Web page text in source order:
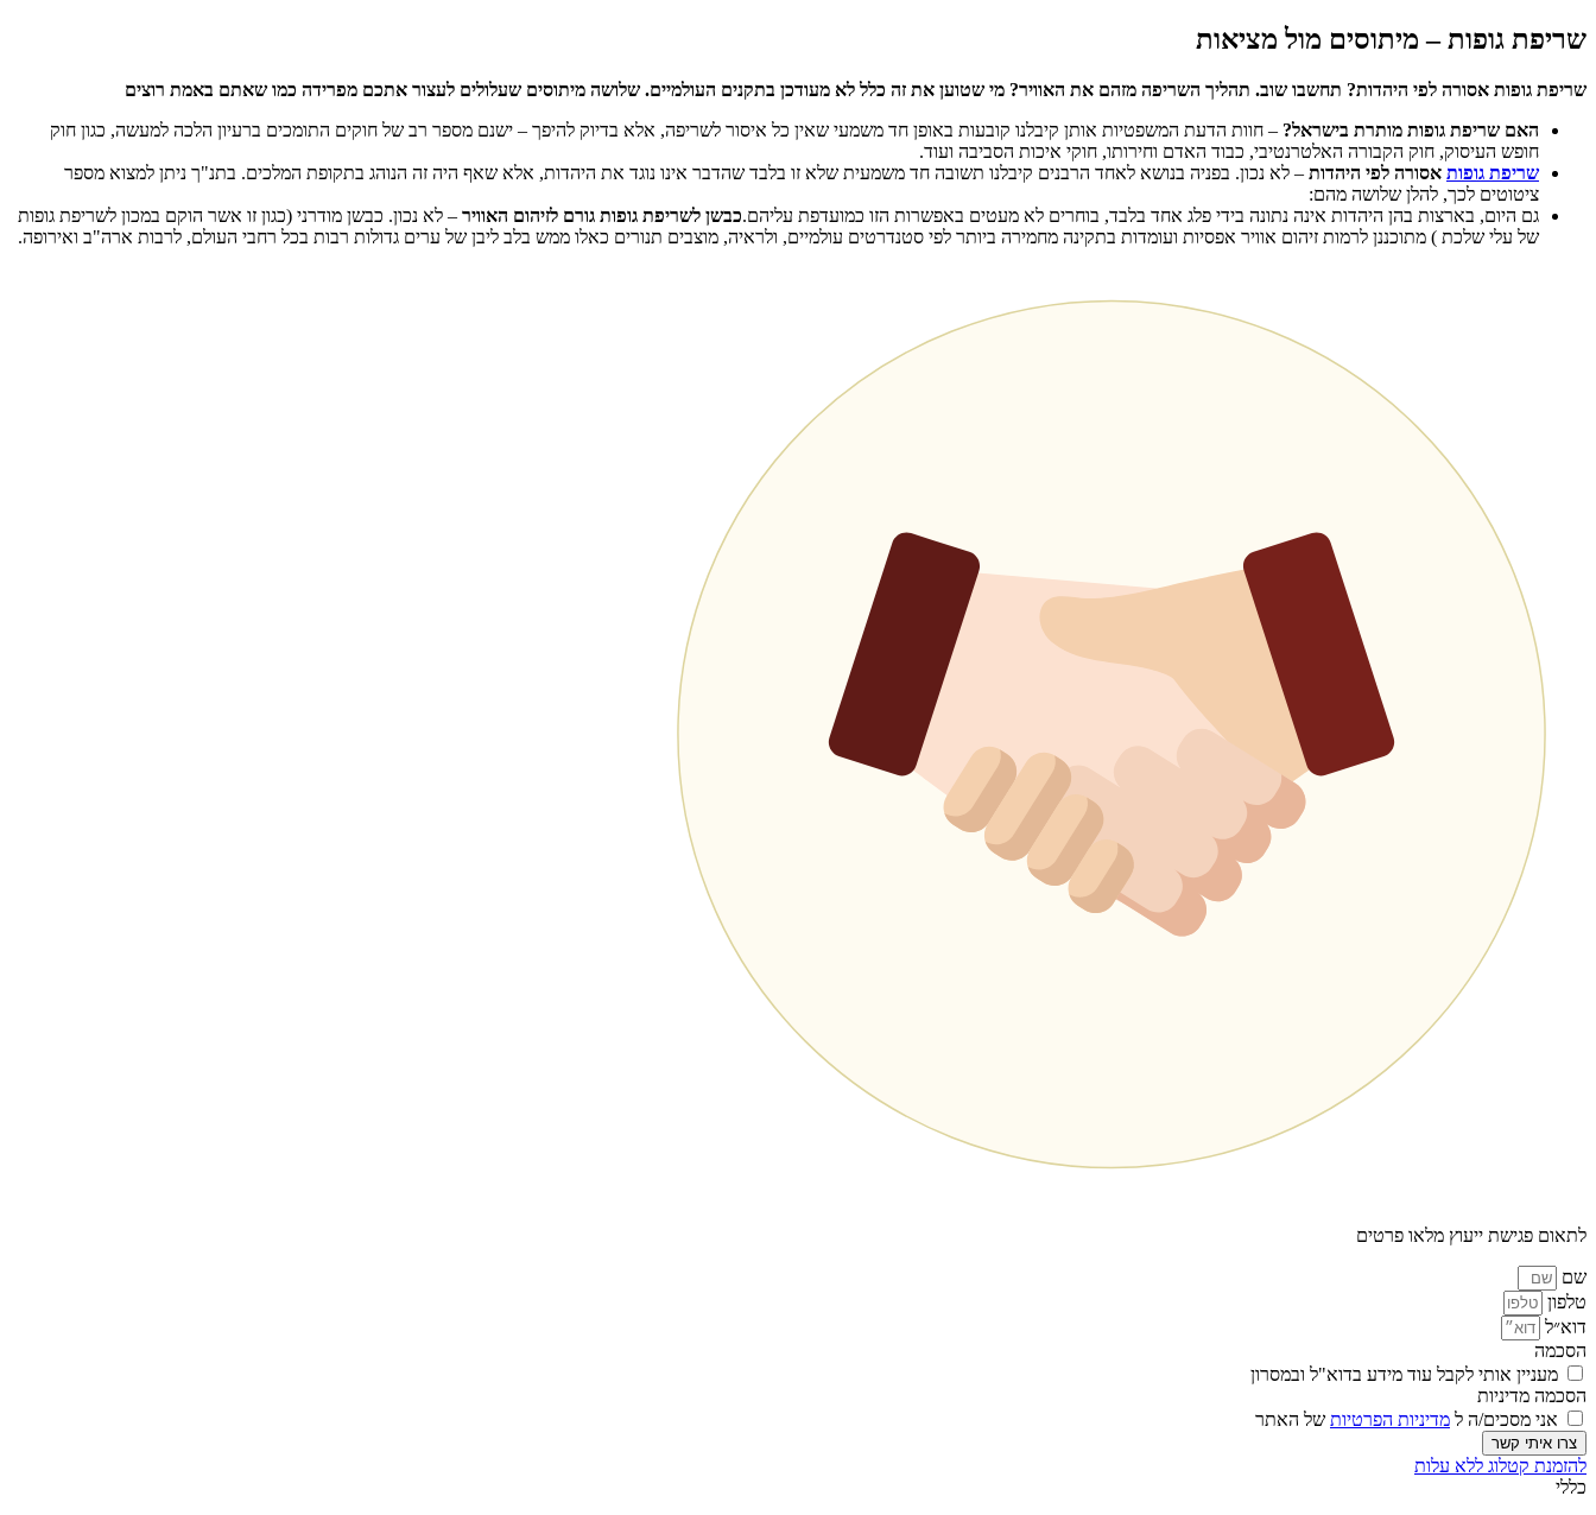
שריפת גופות – מיתוסים מול מציאות
שריפת גופות אסורה לפי היהדות? תחשבו שוב. תהליך השריפה מזהם את האוויר? מי שטוען את זה כלל לא מעודכן בתקנים העולמיים. שלושה מיתוסים שעלולים לעצור אתכם מפרידה כמו שאתם באמת רוצים
האם שריפת גופות מותרת בישראל? – חוות הדעת המשפטיות אותן קיבלנו קובעות באופן חד משמעי שאין כל איסור לשריפה, אלא בדיוק להיפך – ישנם מספר רב של חוקים התומכים ברעיון הלכה למעשה, כגון חוק
חופש העיסוק, חוק הקבורה האלטרנטיבי, כבוד האדם וחירותו, חוקי איכות הסביבה ועוד.
שריפת גופות אסורה לפי היהדות – לא נכון. בפניה בנושא לאחד הרבנים קיבלנו תשובה חד משמעית שלא זו בלבד שהדבר אינו נוגד את היהדות, אלא שאף היה זה הנוהג בתקופת המלכים. בתנ"ך ניתן למצוא מספר
ציטוטים לכך, להלן שלושה מהם:
גם היום, בארצות בהן היהדות אינה נתונה בידי פלג אחד בלבד, בוחרים לא מעטים באפשרות הזו כמועדפת עליהם.כבשן לשריפת גופות גורם לזיהום האוויר – לא נכון. כבשן מודרני (כגון זו אשר הוקם במכון לשריפת גופות
של עלי שלכת ) מתוכננן לרמות זיהום אוויר אפסיות ועומדות בתקינה מחמירה ביותר לפי סטנדרטים עולמיים, ולראיה, מוצבים תנורים כאלו ממש בלב ליבן של ערים גדולות רבות בכל רחבי העולם, לרבות ארה"ב ואירופה.
לתאום פגישת ייעוץ מלאו פרטים
שם
טלפון
דוא״ל
הסכמה
מעניין אותי לקבל עוד מידע בדוא"ל ובמסרון
הסכמה מדיניות
אני מסכים/ה ל מדיניות הפרטיות של האתר
צרו איתי קשר
להזמנת קטלוג ללא עלות
כללי